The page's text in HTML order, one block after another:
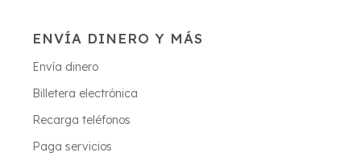
ENVÍA DINERO Y MÁS
Envía dinero
Billetera electrónica
Recarga teléfonos
Paga servicios